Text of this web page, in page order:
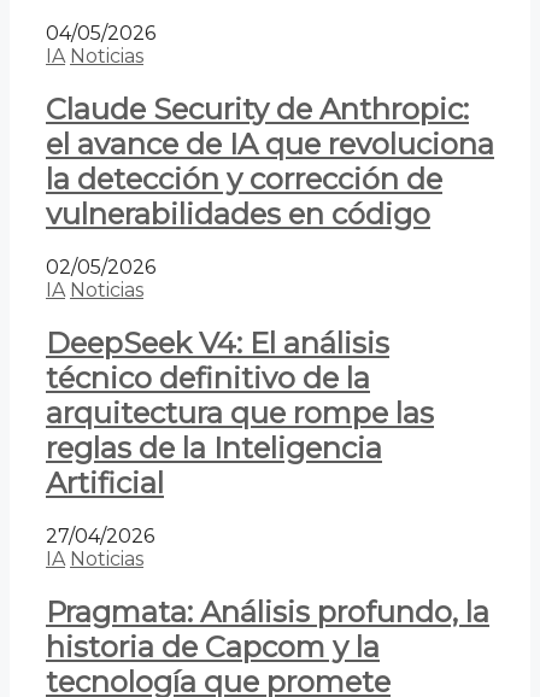
04/05/2026
IA Noticias
Claude Security de Anthropic:
el avance de IA que revoluciona
la detección y corrección de
vulnerabilidades en código
02/05/2026
IA Noticias
DeepSeek V4: El análisis
técnico definitivo de la
arquitectura que rompe las
reglas de la Inteligencia
Artificial
27/04/2026
IA Noticias
Pragmata: Análisis profundo, la
historia de Capcom y la
tecnología que promete